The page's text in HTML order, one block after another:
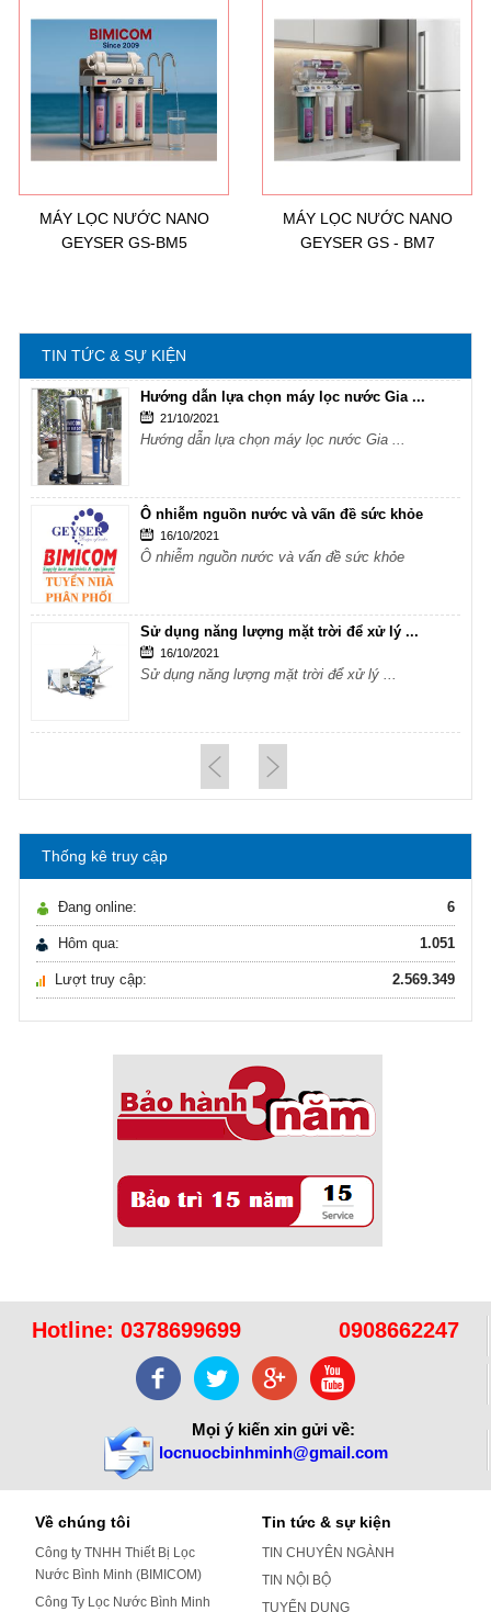
MÁY LỌC NƯỚC NANO
GEYSER GS-BM5
MÁY LỌC NƯỚC NANO
GEYSER GS - BM7
TIN TỨC & SỰ KIỆN
Hướng dẫn lựa chọn máy lọc nước Gia ...
21/10/2021
Hướng dẫn lựa chọn máy lọc nước Gia ...
Ô nhiễm nguồn nước và vấn đề sức khỏe
Hướng dẫn lựa chọn máy lọc nước Gia ...
21/10/2021
Hướng dẫn lựa chọn máy lọc nước Gia ...
Ô nhiễm nguồn nước và vấn đề sức khỏe
16/10/2021
Ô nhiễm nguồn nước và vấn đề sức khỏe
Sử dụng năng lượng mặt trời để xử lý ...
16/10/2021
Sử dụng năng lượng mặt trời để xử lý ...
Hướng dẫn lựa chọn máy lọc nước Gia ...
21/10/2021
Hướng dẫn lựa chọn máy lọc nước Gia ...
Ô nhiễm nguồn nước và vấn đề sức khỏe
Sử dụng năng lượng mặt trời để xử lý ...
Sử dụng năng lượng mặt trời để xử lý ...
Thống kê truy cập
Đang online: 6
Hôm qua: 1.051
Lượt truy cập: 2.569.349
Hotline: 0378699699 0908662247
Mọi ý kiến xin gửi về:
locnuocbinhminh@gmail.com
Về chúng tôi
Công ty TNHH Thiết Bị Lọc
Nước Bình Minh (BIMICOM)
Công Ty Lọc Nước Bình Minh
Tin tức & sự kiện
TIN CHUYÊN NGÀNH
TIN NỘI BỘ
TUYỂN DỤNG